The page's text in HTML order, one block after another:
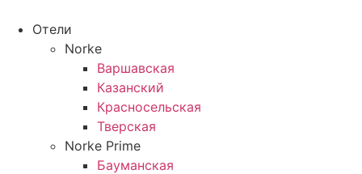
содержимому
Отели
Norke
Варшавская
Казанский
Красносельская
Тверская
Norke Prime
Бауманская